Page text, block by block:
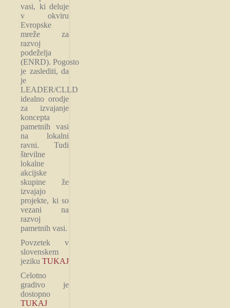
vasi, ki deluje
v okviru
Evropske
mreže za
razvoj
podeželja
(ENRD). Pogosto
je zaslediti, da
je
LEADER/CLLD
idealno orodje
za izvajanje
koncepta
pametnih vasi
na lokalni
ravni. Tudi
številne
lokalne
akcijske
skupine že
izvajajo
projekte, ki so
vezani na
razvoj
pametnih vasi.
Povzetek v
slovenskem
jeziku TUKAJ
Celotno
gradivo je
dostopno
TUKAJ